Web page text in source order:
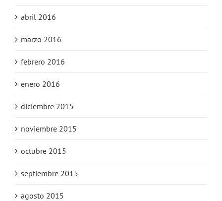
abril 2016
marzo 2016
febrero 2016
enero 2016
diciembre 2015
noviembre 2015
octubre 2015
septiembre 2015
agosto 2015